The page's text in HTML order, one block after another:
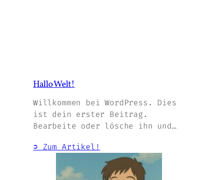
Hallo Welt!
Willkommen bei WordPress. Dies
ist dein erster Beitrag.
Bearbeite oder lösche ihn und…
➲ Zum Artikel!